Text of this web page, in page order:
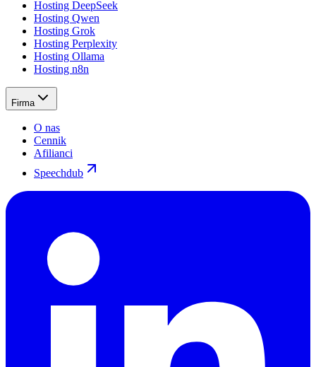
Hosting DeepSeek
Hosting Qwen
Hosting Grok
Hosting Perplexity
Hosting Ollama
Hosting n8n
Firma
O nas
Cennik
Afilianci
Speechdub